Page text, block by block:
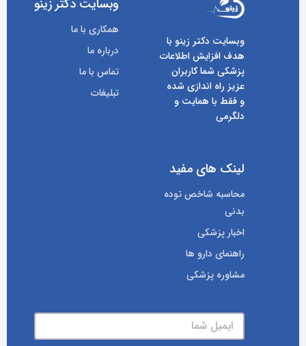
وبسایت دکتر زینو با
هدف افزایش اطلاعات
پزشکی شما کاربران
عزیز راه اندازی شده
و فقط با همایت و
دلگرمی
وبسایت دکتر زینو
همکاری با ما
درباره ما
تماس با ما
تبلیغات
لینک های مفید
محاسبه شاخص توده
بدنی
اخبار پزشکی
راهنمای دارو ها
مشاوره پزشکی